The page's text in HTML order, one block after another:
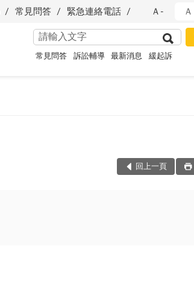
常見問答 緊急連絡電話 Ａ- Ａ
常見問答 訴訟輔導 最新消息 緩起訴
回上一頁